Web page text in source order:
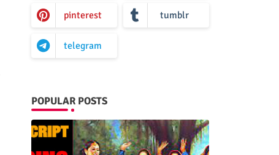
pinterest tumblr
telegram
POPULAR POSTS